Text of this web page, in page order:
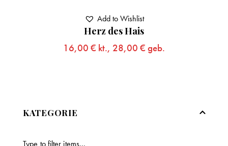
Herz des Hais
16,00 € kt., 28,00 € geb.
Add to Wishlist
KATEGORIE